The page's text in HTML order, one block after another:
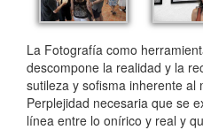
La Fotografía como
descompone la realidad y la
sutileza y sofisma inherente al
Perplejidad necesaria que se
línea entre lo onírico y real y